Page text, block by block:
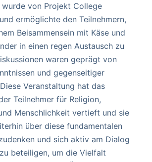
wurde von Projekt College
ermöglichte den Teilnehmern,
Beisammensein mit Käse und
in einen regen Austausch zu
waren geprägt von
und gegenseitiger
Veranstaltung hat das
Teilnehmer für Religion,
Menschlichkeit vertieft und sie
über diese fundamentalen
und sich aktiv am Dialog
beteiligen, um die Vielfalt